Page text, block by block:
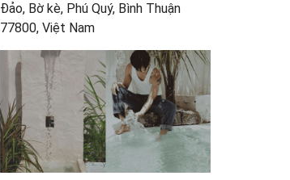
Đảo, Bờ kè, Phú Quý, Bình Thuận
77800, Việt Nam